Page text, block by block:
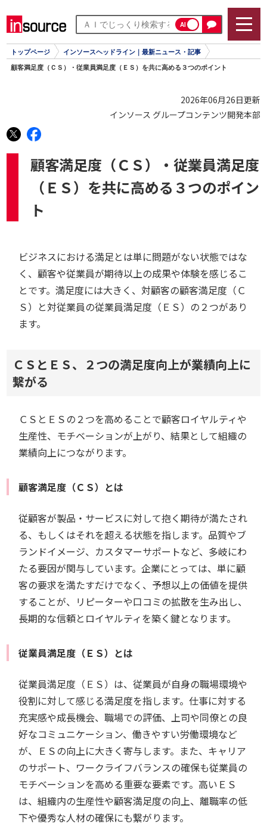
AI
トップページ インソースヘッドライン｜最新ニュース・記事
顧客満足度（ＣＳ）・従業員満足度（ＥＳ）を共に高める３つのポイント
2026年06月26日更新
インソース グループコンテンツ開発本部
顧客満足度（ＣＳ）・従業員満足度
（ＥＳ）を共に高める３つのポイン
ト
ビジネスにおける満足とは単に問題がない状態ではな
く、顧客や従業員が期待以上の成果や体験を感じるこ
とです。満足度には大きく、対顧客の顧客満足度（Ｃ
Ｓ）と対従業員の従業員満足度（ＥＳ）の２つがあり
ます。
ＣＳとＥＳ、２つの満足度向上が業績向上に
繋がる
ＣＳとＥＳの２つを高めることで顧客ロイヤルティや
生産性、モチベーションが上がり、結果として組織の
業績向上につながります。
顧客満足度（ＣＳ）とは
従顧客が製品・サービスに対して抱く期待が満たされ
る、もしくはそれを超える状態を指します。品質やブ
ランドイメージ、カスタマーサポートなど、多岐にわ
たる要因が関与しています。企業にとっては、単に顧
客の要求を満たすだけでなく、予想以上の価値を提供
することが、リピーターや口コミの拡散を生み出し、
長期的な信頼とロイヤルティを築く鍵となります。
従業員満足度（ＥＳ）とは
従業員満足度（ＥＳ）は、従業員が自身の職場環境や
役割に対して感じる満足度を指します。仕事に対する
充実感や成長機会、職場での評価、上司や同僚との良
好なコミュニケーション、働きやすい労働環境など
が、ＥＳの向上に大きく寄与します。また、キャリア
のサポート、ワークライフバランスの確保も従業員の
モチベーションを高める重要な要素です。高いＥＳ
は、組織内の生産性や顧客満足度の向上、離職率の低
下や優秀な人材の確保にも繋がります。